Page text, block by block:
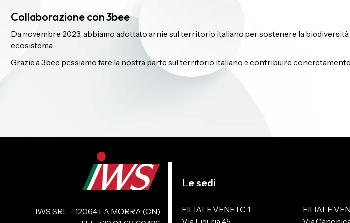
Collaborazione con 3bee
Da novembre 2023, abbiamo adottato arnie sul territorio italiano per sostenere la
ecosistema.
Grazie a 3bee possiamo fare la nostra parte sul territorio italiano e contribuire
IWS SRL – 12064 LA MORRA (CN)
Le sedi
FILIALE VENETO 1
Via Liguria 45
FILIALE
Via